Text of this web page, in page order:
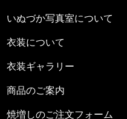
いぬづか写真室について
衣装について
衣装ギャラリー
商品のご案内
焼増しのご注文フォーム